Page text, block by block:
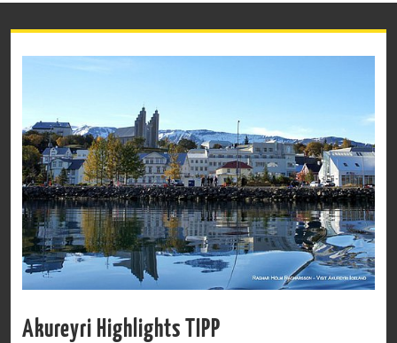
Akureyri Highlights TIPP